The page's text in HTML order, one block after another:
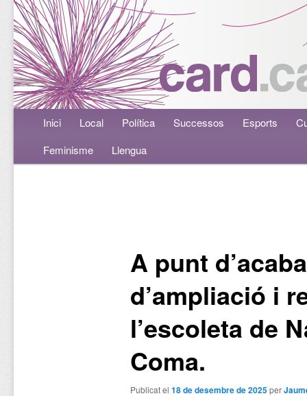
Menú principalAneu al contingut principal
Aneu al contingut secundari
Inici Local Política Successos Esports
Feminisme
Llengua
A punt
d’ampliació i
l’escoleta de
Coma.
Publicat el 18 de desembre de 2025per